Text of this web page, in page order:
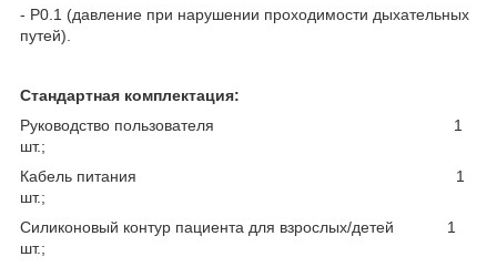
- P0.1 (давление при нарушении проходимости дыхательных
путей).
Стандартная комплектация:
Руководство пользователя 1
шт.;
Кабель питания 1
шт.;
Силиконовый контур пациента для взрослых/детей 1
шт.;